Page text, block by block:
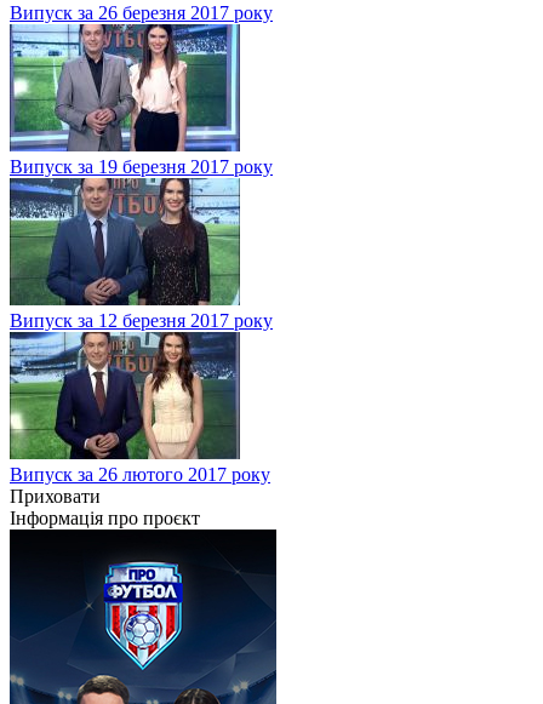
Випуск за 26 березня 2017 року
Випуск за 19 березня 2017 року
Випуск за 12 березня 2017 року
Випуск за 26 лютого 2017 року
Приховати
Інформація про проєкт